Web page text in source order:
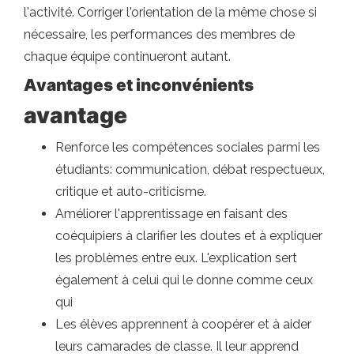
l'activité. Corriger l'orientation de la même chose si
nécessaire, les performances des membres de
chaque équipe continueront autant.
Avantages et inconvénients
avantage
Renforce les compétences sociales parmi les
étudiants: communication, débat respectueux,
critique et auto-criticisme.
Améliorer l'apprentissage en faisant des
coéquipiers à clarifier les doutes et à expliquer
les problèmes entre eux. L'explication sert
également à celui qui le donne comme ceux
qui
Les élèves apprennent à coopérer et à aider
leurs camarades de classe. Il leur apprend